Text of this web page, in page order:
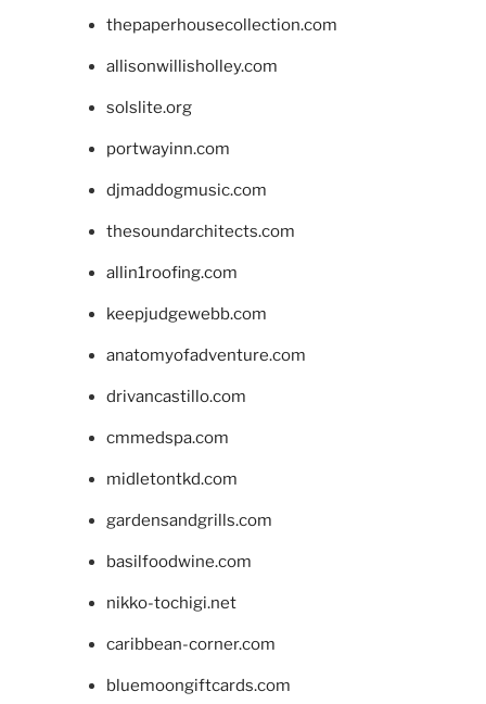
thepaperhousecollection.com
allisonwillisholley.com
solslite.org
portwayinn.com
djmaddogmusic.com
thesoundarchitects.com
allin1roofing.com
keepjudgewebb.com
anatomyofadventure.com
drivancastillo.com
cmmedspa.com
midletontkd.com
gardensandgrills.com
basilfoodwine.com
nikko-tochigi.net
caribbean-corner.com
bluemoongiftcards.com